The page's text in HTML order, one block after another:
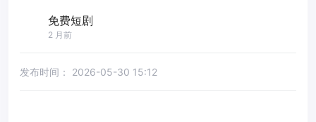
免费短剧
2 月前
发布时间： 2026-05-30 15:12